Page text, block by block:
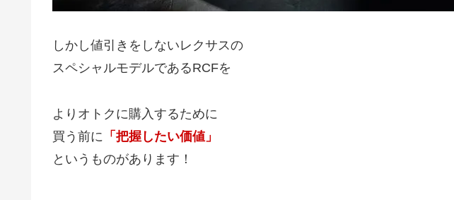
しかし値引きをしないレクサスの
スペシャルモデルであるRCFを
よりオトクに購入するために
買う前に 「把握したい価値」
というものがあります！